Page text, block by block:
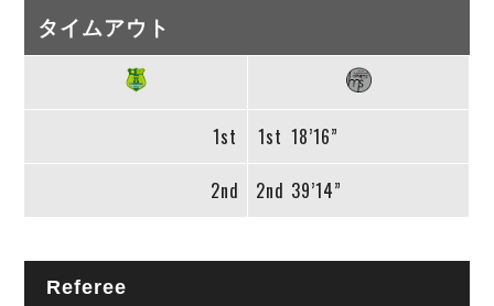
タイムアウト
1st 1st 18’16”
2nd 2nd 39’14”
Referee